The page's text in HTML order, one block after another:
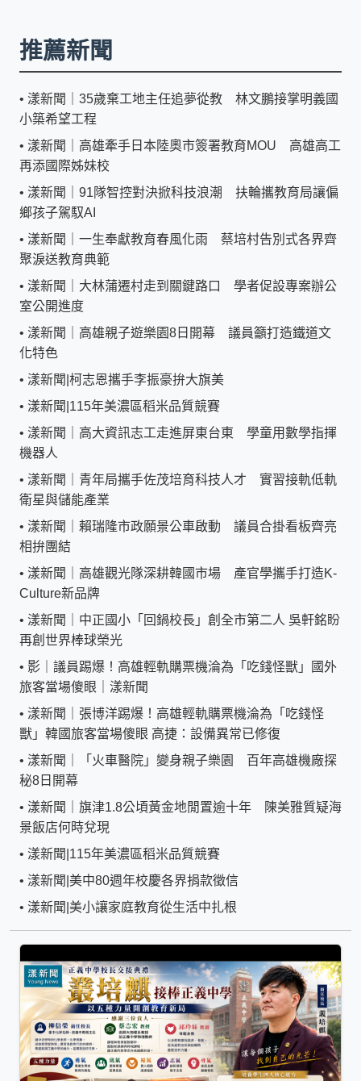
推薦新聞
• 漾新聞｜35歲棄工地主任追夢從教 林文鵬接掌明義國
小築希望工程
• 漾新聞｜高雄牽手日本陸奧市簽署教育MOU 高雄高工
再添國際姊妹校
• 漾新聞｜91隊智控對決掀科技浪潮 扶輪攜教育局讓偏
鄉孩子駕馭AI
• 漾新聞｜一生奉獻教育春風化雨 蔡培村告別式各界齊
聚淚送教育典範
• 漾新聞｜大林蒲遷村走到關鍵路口 學者促設專案辦公
室公開進度
• 漾新聞｜高雄親子遊樂園8日開幕 議員籲打造鐵道文
化特色
• 漾新聞|柯志恩攜手李振豪拚大旗美
• 漾新聞|115年美濃區稻米品質競賽
• 漾新聞｜高大資訊志工走進屏東台東 學童用數學指揮
機器人
• 漾新聞｜青年局攜手佐茂培育科技人才 實習接軌低軌
衛星與儲能產業
• 漾新聞｜賴瑞隆市政願景公車啟動 議員合掛看板齊亮
相拚團結
• 漾新聞｜高雄觀光隊深耕韓國市場 產官學攜手打造K-
Culture新品牌
• 漾新聞｜中正國小「回鍋校長」創全市第二人 吳軒銘盼
再創世界棒球榮光
• 影｜議員踢爆！高雄輕軌購票機淪為「吃錢怪獸」國外
旅客當場傻眼｜漾新聞
• 漾新聞｜張博洋踢爆！高雄輕軌購票機淪為「吃錢怪
獸」韓國旅客當場傻眼 高捷：設備異常已修復
• 漾新聞｜「火車醫院」變身親子樂園 百年高雄機廠探
秘8日開幕
• 漾新聞｜旗津1.8公頃黃金地閒置逾十年 陳美雅質疑海
景飯店何時兌現
• 漾新聞|115年美濃區稻米品質競賽
• 漾新聞|美中80週年校慶各界捐款徵信
• 漾新聞|美小讓家庭教育從生活中扎根